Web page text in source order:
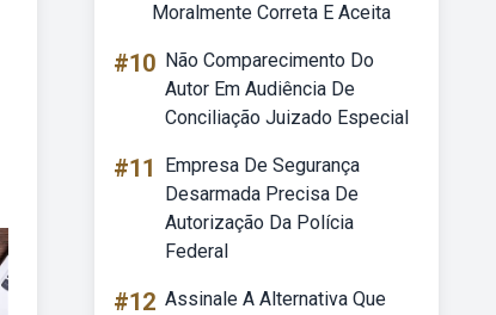
Moralmente Correta E Aceita
#10 Não Comparecimento Do
Autor Em Audiência De
Conciliação Juizado Especial
#11
Empresa De Segurança
Desarmada Precisa De
Autorização Da Polícia
Federal
#12 Assinale A Alternativa Que